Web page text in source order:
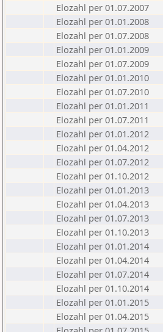
Elozahl per 01.07.2007
Elozahl per 01.01.2008
Elozahl per 01.07.2008
Elozahl per 01.01.2009
Elozahl per 01.07.2009
Elozahl per 01.01.2010
Elozahl per 01.07.2010
Elozahl per 01.01.2011
Elozahl per 01.07.2011
Elozahl per 01.01.2012
Elozahl per 01.04.2012
Elozahl per 01.07.2012
Elozahl per 01.10.2012
Elozahl per 01.01.2013
Elozahl per 01.04.2013
Elozahl per 01.07.2013
Elozahl per 01.10.2013
Elozahl per 01.01.2014
Elozahl per 01.04.2014
Elozahl per 01.07.2014
Elozahl per 01.10.2014
Elozahl per 01.01.2015
Elozahl per 01.04.2015